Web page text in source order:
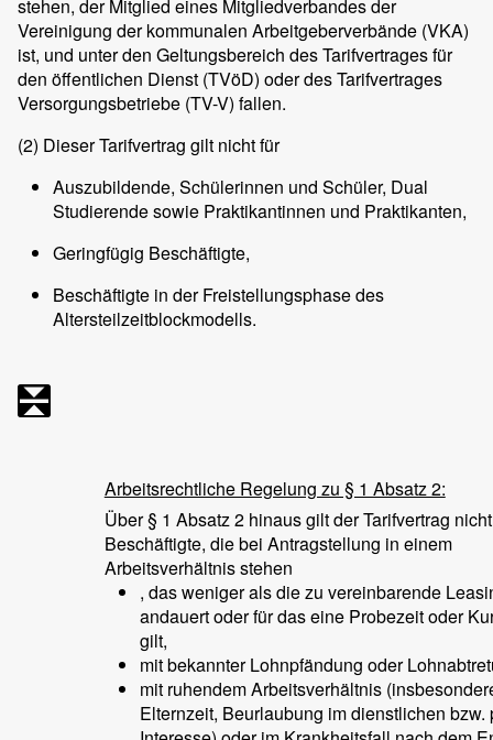
stehen, der Mitglied eines Mitgliedverbandes der
Vereinigung der kommunalen Arbeitgeberverbände (VKA)
ist, und unter den Geltungsbereich des Tarifvertrages für
den öffentlichen Dienst (TVöD) oder des Tarifvertrages
Versorgungsbetriebe (TV-V) fallen.
(2) Dieser Tarifvertrag gilt nicht für
Auszubildende, Schülerinnen und Schüler, Dual
Studierende sowie Praktikantinnen und Praktikanten,
Geringfügig Beschäftigte,
Beschäftigte in der Freistellungsphase des
Altersteilzeitblockmodells.
Arbeitsrechtliche Regelung zu § 1 Absatz 2:
Über § 1 Absatz 2 hinaus gilt der Tarifvertrag
Beschäftigte, die bei Antragstellung in einem
Arbeitsverhältnis stehen
, das weniger als die zu vereinbarende
andauert oder für das eine Probezeit oder
gilt,
mit bekannter Lohnpfändung oder
mit ruhendem Arbeitsverhältnis
Elternzeit, Beurlaubung im dienstlichen bzw.